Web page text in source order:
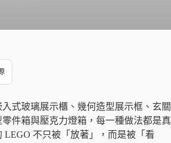
式玻璃展示櫃、幾何造型展示框、玄關
件箱與壓克力燈箱，每一種做法都是真
LEGO 不只被「放著」，而是被「看